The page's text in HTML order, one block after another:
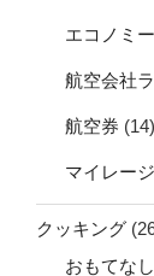
エコノミ
航空会社
航空券 (14)
マイレージ
クッキング
おもてな